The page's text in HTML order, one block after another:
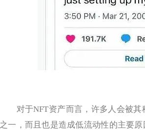
对于NFT资产而言，许多人会被其
之一，而且也是造成低流动性的主要